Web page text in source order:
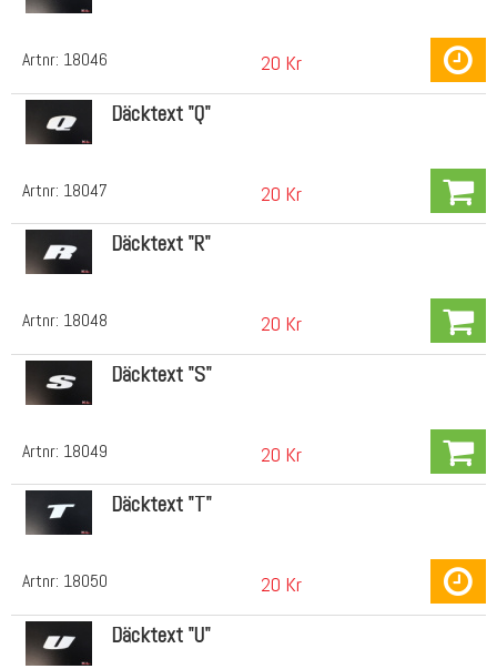
Artnr: 18046 20 Kr
Artnr: 18047
Däcktext "Q"
20 Kr
Artnr: 18048
Däcktext "R"
20 Kr
Artnr: 18049
Däcktext "S"
20 Kr
Artnr: 18050
Däcktext "T"
20 Kr
Däcktext "U"